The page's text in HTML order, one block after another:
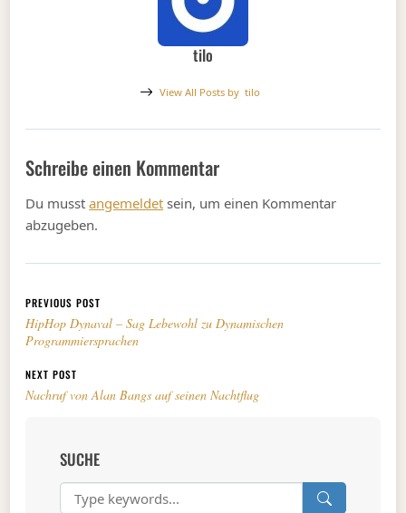
tilo
View All Posts by tilo
Schreibe einen Kommentar
Du musstangemeldet sein, um einen Kommentar
abzugeben.
Beitragsnavigation
PREVIOUS POST
HipHop Dynaval – Sag Lebewohl zu Dynamischen
Programmiersprachen
NEXT POST
Nachruf von Alan Bangs auf seinen Nachtflug
SUCHE